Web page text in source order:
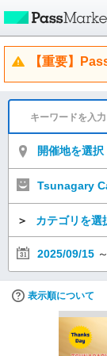
【重要】
開催地を選択
Tsunagary
＞ カテゴリを選
2025/09/15 ～
表示順について